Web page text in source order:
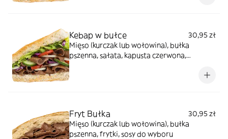
Kebap w bułce
30,95 zł
Mięso (kurczak lub wołowina), bułka
pszenna, sałata, kapusta czerwona,
Fryt Bułka
30,95 zł
Mięso (kurczak lub wołowina), bułka
pszenna, frytki, sosy do wyboru